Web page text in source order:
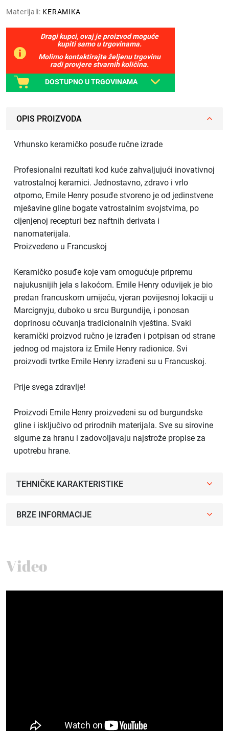
Materijali: KERAMIKA
Dragi kupci, ovaj je proizvod moguće
kupiti samo u trgovinama.
Molimo kontaktirajte željenu trgovinu
radi provjere stvarnih količina.
DOSTUPNO U TRGOVINAMA
OPIS PROIZVODA
Vrhunsko keramičko posuđe ručne izrade
Profesionalni rezultati kod kuće zahvaljujući inovativnoj
vatrostalnoj keramici. Jednostavno, zdravo i vrlo
otporno, Emile Henry posuđe stvoreno je od jedinstvene
mješavine gline bogate vatrostalnim svojstvima, po
cijenjenoj recepturi bez naftnih derivata i
nanomaterijala.
Proizvedeno u Francuskoj
Keramičko posuđe koje vam omogućuje pripremu
najukusnijih jela s lakoćom. Emile Henry oduvijek je bio
predan francuskom umijeću, vjeran povijesnoj lokaciji u
Marcignyju, duboko u srcu Burgundije, i ponosan
doprinosu očuvanja tradicionalnih vještina. Svaki
keramički proizvod ručno je izrađen i potpisan od strane
jednog od majstora iz Emile Henry radionice. Svi
proizvodi tvrtke Emile Henry izrađeni su u Francuskoj.
Prije svega zdravlje!
Proizvodi Emile Henry proizvedeni su od burgundske
gline i isključivo od prirodnih materijala. Sve su sirovine
sigurne za hranu i zadovoljavaju najstrože propise za
upotrebu hrane.
TEHNIČKE KARAKTERISTIKE
BRZE INFORMACIJE
Video